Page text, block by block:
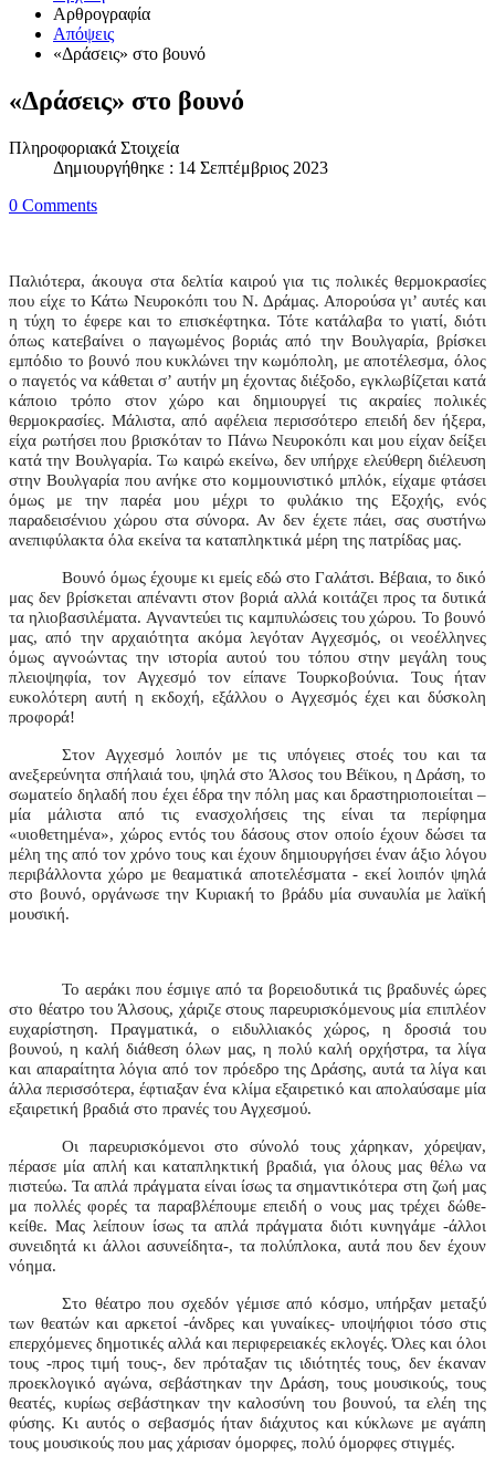
Αρθρογραφία
Απόψεις
«Δράσεις» στο βουνό
«Δράσεις» στο βουνό
Πληροφοριακά Στοιχεία
Δημιουργήθηκε : 14 Σεπτέμβριος 2023
0 Comments
Παλιότερα, άκουγα στα δελτία καιρού για τις πολικές θερμοκρασίες
που είχε το Κάτω Νευροκόπι του Ν. Δράμας. Απορούσα γι’ αυτές και
η τύχη το έφερε και το επισκέφτηκα. Τότε κατάλαβα το γιατί, διότι
όπως κατεβαίνει ο παγωμένος βοριάς από την Βουλγαρία, βρίσκει
εμπόδιο το βουνό που κυκλώνει την κωμόπολη, με αποτέλεσμα, όλος
ο παγετός να κάθεται σ’ αυτήν μη έχοντας διέξοδο, εγκλωβίζεται κατά
κάποιο τρόπο στον χώρο και δημιουργεί τις ακραίες πολικές
θερμοκρασίες. Μάλιστα, από αφέλεια περισσότερο επειδή δεν ήξερα,
είχα ρωτήσει που βρισκόταν το Πάνω Νευροκόπι και μου είχαν δείξει
κατά την Βουλγαρία. Τω καιρώ εκείνω, δεν υπήρχε ελεύθερη διέλευση
στην Βουλγαρία που ανήκε στο κομμουνιστικό μπλόκ, είχαμε φτάσει
όμως με την παρέα μου μέχρι το φυλάκιο της Εξοχής, ενός
παραδεισένιου χώρου στα σύνορα. Αν δεν έχετε πάει, σας συστήνω
ανεπιφύλακτα όλα εκείνα τα καταπληκτικά μέρη της πατρίδας μας.
Βουνό όμως έχουμε κι εμείς εδώ στο Γαλάτσι. Βέβαια, το δικό
μας δεν βρίσκεται απέναντι στον βοριά αλλά κοιτάζει προς τα δυτικά
τα ηλιοβασιλέματα. Αγναντεύει τις καμπυλώσεις του χώρου. Το βουνό
μας, από την αρχαιότητα ακόμα λεγόταν Αγχεσμός, οι νεοέλληνες
όμως αγνοώντας την ιστορία αυτού του τόπου στην μεγάλη τους
πλειοψηφία, τον Αγχεσμό τον είπανε Τουρκοβούνια. Τους ήταν
ευκολότερη αυτή η εκδοχή, εξάλλου ο Αγχεσμός έχει και δύσκολη
προφορά!
Στον Αγχεσμό λοιπόν με τις υπόγειες στοές του και τα
ανεξερεύνητα σπήλαιά του, ψηλά στο Άλσος του Βέϊκου, η Δράση, το
σωματείο δηλαδή που έχει έδρα την πόλη μας και δραστηριοποιείται –
μία μάλιστα από τις ενασχολήσεις της είναι τα περίφημα
«υιοθετημένα», χώρος εντός του δάσους στον οποίο έχουν δώσει τα
μέλη της από τον χρόνο τους και έχουν δημιουργήσει έναν άξιο λόγου
περιβάλλοντα χώρο με θεαματικά αποτελέσματα - εκεί λοιπόν ψηλά
στο βουνό, οργάνωσε την Κυριακή το βράδυ μία συναυλία με λαϊκή
μουσική.
Το αεράκι που έσμιγε από τα βορειοδυτικά τις βραδυνές ώρες
στο θέατρο του Άλσους, χάριζε στους παρευρισκόμενους μία επιπλέον
ευχαρίστηση. Πραγματικά, ο ειδυλλιακός χώρος, η δροσιά του
βουνού, η καλή διάθεση όλων μας, η πολύ καλή ορχήστρα, τα λίγα
και απαραίτητα λόγια από τον πρόεδρο της Δράσης, αυτά τα λίγα και
άλλα περισσότερα, έφτιαξαν ένα κλίμα εξαιρετικό και απολαύσαμε μία
εξαιρετική βραδιά στο πρανές του Αγχεσμού.
Οι παρευρισκόμενοι στο σύνολό τους χάρηκαν, χόρεψαν,
πέρασε μία απλή και καταπληκτική βραδιά, για όλους μας θέλω να
πιστεύω. Τα απλά πράγματα είναι ίσως τα σημαντικότερα στη ζωή μας
μα πολλές φορές τα παραβλέπουμε επειδή ο νους μας τρέχει δώθε-
κείθε. Μας λείπουν ίσως τα απλά πράγματα διότι κυνηγάμε -άλλοι
συνειδητά κι άλλοι ασυνείδητα-, τα πολύπλοκα, αυτά που δεν έχουν
νόημα.
Στο θέατρο που σχεδόν γέμισε από κόσμο, υπήρξαν μεταξύ
των θεατών και αρκετοί -άνδρες και γυναίκες- υποψήφιοι τόσο στις
επερχόμενες δημοτικές αλλά και περιφερειακές εκλογές. Όλες και όλοι
τους -προς τιμή τους-, δεν πρόταξαν τις ιδιότητές τους, δεν έκαναν
προεκλογικό αγώνα, σεβάστηκαν την Δράση, τους μουσικούς, τους
θεατές, κυρίως σεβάστηκαν την καλοσύνη του βουνού, τα ελέη της
φύσης. Κι αυτός ο σεβασμός ήταν διάχυτος και κύκλωνε με αγάπη
τους μουσικούς που μας χάρισαν όμορφες, πολύ όμορφες στιγμές.